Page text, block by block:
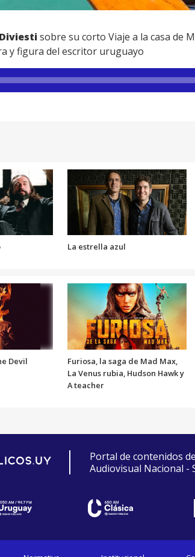
sobre su corto Viaje a la casa de
y figura del escritor uruguayo
La estrella azul
Devil
Furiosa, la saga de Mad Max,
La Venus rubia, Hudson Hawk y
A teacher
Portal de contenidos
Audiovisual Nacional -